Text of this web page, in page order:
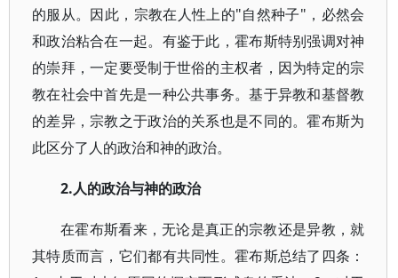
的服从。因此，宗教在人性上的"自然种子"，必然会
和政治粘合在一起。有鉴于此，霍布斯特别强调对神
的崇拜，一定要受制于世俗的主权者，因为特定的宗
教在社会中首先是一种公共事务。基于异教和基督教
的差异，宗教之于政治的关系也是不同的。霍布斯为
此区分了人的政治和神的政治。
2.人的政治与神的政治
在霍布斯看来，无论是真正的宗教还是异教，就
其特质而言，它们都有共同性。霍布斯总结了四条：